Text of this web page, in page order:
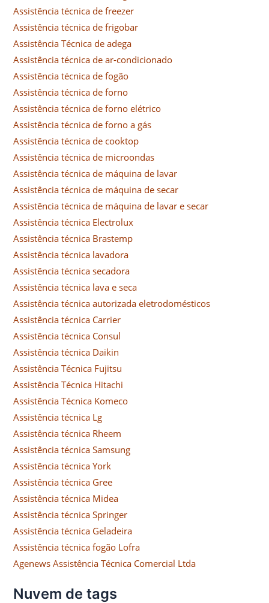
Assistência técnica de freezer
Assistência técnica de frigobar
Assistência Técnica de adega
Assistência técnica de ar-condicionado
Assistência técnica de fogão
Assistência técnica de forno
Assistência técnica de forno elétrico
Assistência técnica de forno a gás
Assistência técnica de cooktop
Assistência técnica de microondas
Assistência técnica de máquina de lavar
Assistência técnica de máquina de secar
Assistência técnica de máquina de lavar e secar
Assistência técnica Electrolux
Assistência técnica Brastemp
Assistência técnica lavadora
Assistência técnica secadora
Assistência técnica lava e seca
Assistência técnica autorizada eletrodomésticos
Assistência técnica Carrier
Assistência técnica Consul
Assistência técnica Daikin
Assistência Técnica Fujitsu
Assistência Técnica Hitachi
Assistência Técnica Komeco
Assistência técnica Lg
Assistência técnica Rheem
Assistência técnica Samsung
Assistência técnica York
Assistência técnica Gree
Assistência técnica Midea
Assistência técnica Springer
Assistência técnica Geladeira
Assistência técnica fogão Lofra
Agenews Assistência Técnica Comercial Ltda
Nuvem de tags